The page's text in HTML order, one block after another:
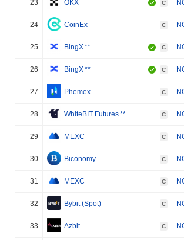
23 OKX C
24 CoinEx C
25 BingX** C
26 BingX** C
27 Phemex C
28 WhiteBIT Futures** C
29 MEXC C
30 Biconomy C
31 MEXC C
32 Bybit (Spot) C
33 Azbit C